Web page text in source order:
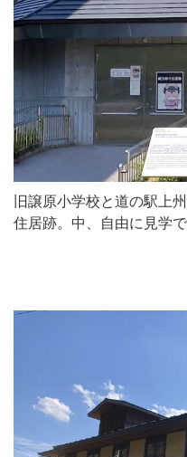
旧譲原小学校と道の駅上
住居跡。中、自由に見学で